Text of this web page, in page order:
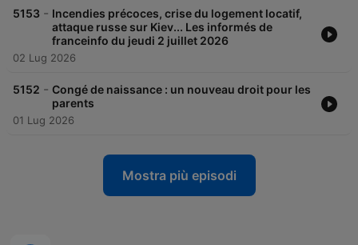
5153 - Incendies précoces, crise du logement locatif,
attaque russe sur Kiev... Les informés de
franceinfo du jeudi 2 juillet 2026
02 Lug 2026
5152 - Congé de naissance : un nouveau droit pour les
parents
01 Lug 2026
Mostra più episodi